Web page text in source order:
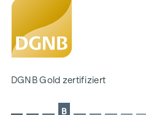
166 Tiefgaragenstellplätze
Ideal für Anleger und
DGNB Gold Nachhaltigkeits-
Lage direkt an der
NACHHALTIGKEIT
DGNB Gold zertifiziert
B